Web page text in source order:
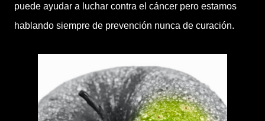
puede ayudar a luchar contra el cáncer pero estamos
hablando siempre de prevención nunca de curación.